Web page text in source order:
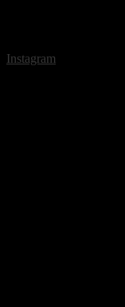
Instagram